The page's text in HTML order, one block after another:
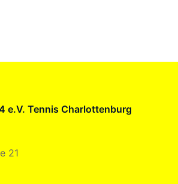
e.V. Tennis Charlottenburg
21